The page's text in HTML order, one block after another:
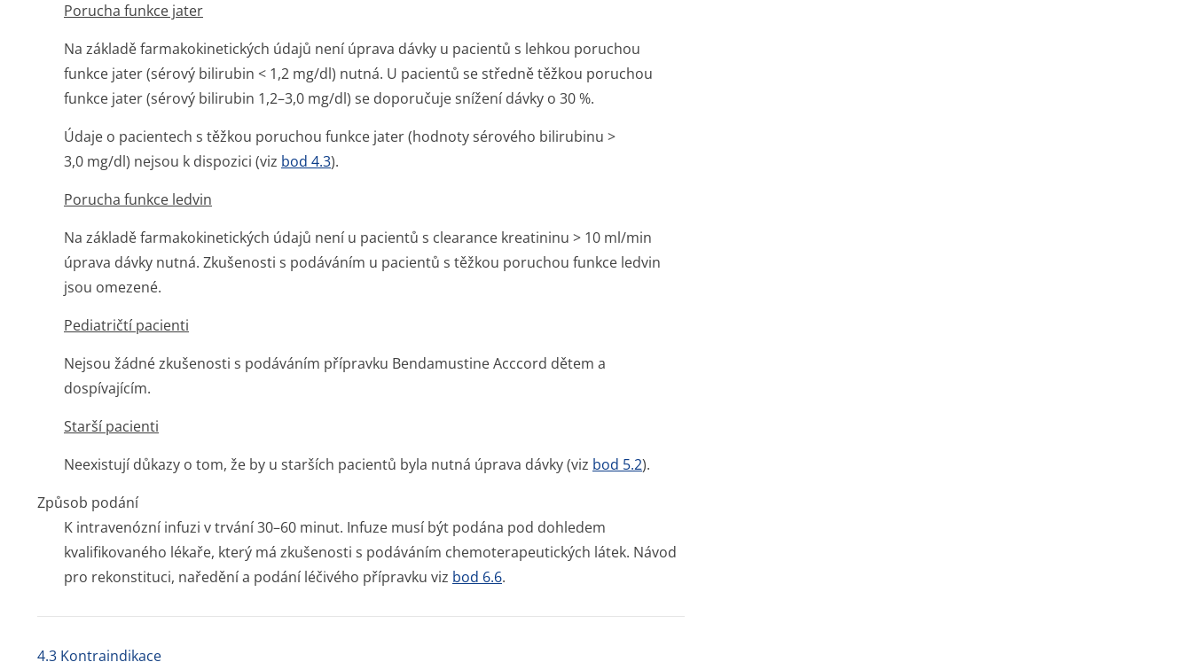
Porucha funkce jater
Na základě farmakokinetických údajů není úprava dávky u pacientů s lehkou poruchou
funkce jater (sérový bilirubin < 1,2 mg/dl) nutná. U pacientů se středně těžkou poruchou
funkce jater (sérový bilirubin 1,2–3,0 mg/dl) se doporučuje snížení dávky o 30 %.
Údaje o pacientech s těžkou poruchou funkce jater (hodnoty sérového bilirubinu >
3,0 mg/dl) nejsou k dispozici (viz bod 4.3).
Porucha funkce ledvin
Na základě farmakokinetických údajů není u pacientů s clearance kreatininu > 10 ml/min
úprava dávky nutná. Zkušenosti s podáváním u pacientů s těžkou poruchou funkce ledvin
jsou omezené.
Pediatričtí pacienti
Nejsou žádné zkušenosti s podáváním přípravku Bendamustine Acccord dětem a
dospívajícím.
Starší pacienti
Neexistují důkazy o tom, že by u starších pacientů byla nutná úprava dávky (viz bod 5.2).
Způsob podání
K intravenózní infuzi v trvání 30–60 minut. Infuze musí být podána pod dohledem
kvalifikovaného lékaře, který má zkušenosti s podáváním chemoterapeutických látek. Návod
pro rekonstituci, naředění a podání léčivého přípravku viz bod 6.6.
4.3 Kontraindikace